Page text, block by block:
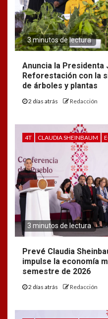
3 minutos de lectura
Anuncia la Presidenta
Reforestación con la
de árboles y plantas
2 días atrás Redacción
4T CLAUDIA SHEINBAUM
3 minutos de lectura
Prevé Claudia
impulse la economía
semestre de 2026
2 días atrás Redacción